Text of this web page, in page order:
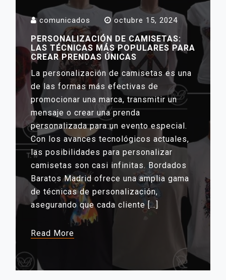
comunicados octubre 15, 2024
PERSONALIZACIÓN DE CAMISETAS:
LAS TÉCNICAS MÁS POPULARES PARA
CREAR PRENDAS ÚNICAS
La personalización de camisetas es una
de las formas más efectivas de
promocionar una marca, transmitir un
mensaje o crear una prenda
personalizada para un evento especial.
Con los avances tecnológicos actuales,
las posibilidades para personalizar
camisetas son casi infinitas. Bordados
Baratos Madrid ofrece una amplia gama
de técnicas de personalización,
asegurando que cada cliente […]
Read More